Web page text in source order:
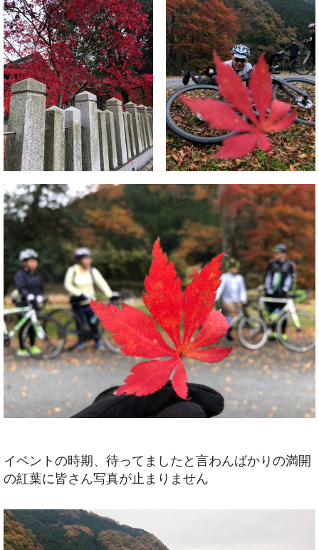
イベントの時期、待ってましたと言わんばかりの満開
の紅葉に皆さん写真が止まりません